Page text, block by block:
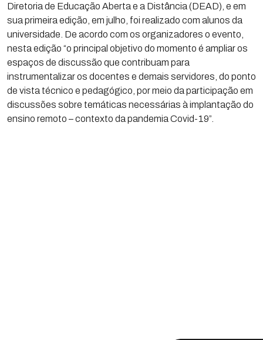
Diretoria de Educação Aberta e a Distância (DEAD), e em
sua primeira edição, em julho, foi realizado com alunos da
universidade. De acordo com os organizadores o evento,
nesta edição “o principal objetivo do momento é ampliar os
espaços de discussão que contribuam para
instrumentalizar os docentes e demais servidores, do ponto
de vista técnico e pedagógico, por meio da participação em
discussões sobre temáticas necessárias à implantação do
ensino remoto – contexto da pandemia Covid-19”.